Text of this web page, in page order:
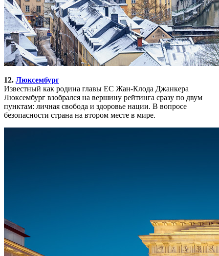
12. Люксембург
Известный как родина главы ЕС Жан-Клода Джанкера
Люксембург взобрался на вершину рейтинга сразу по двум
пунктам: личная свобода и здоровье нации. В вопросе
безопасности страна на втором месте в мире.